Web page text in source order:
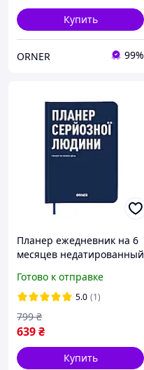
Купить
ORNER 99%
Планер ежедневник на 6
месяцев недатированный
«Планер серьезного
человека» темно-синий
256 стр.
Готово к отправке
5.0 (1)
639₴
799 ₴
Купить